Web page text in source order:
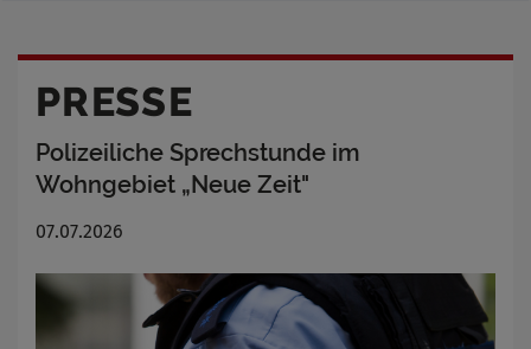
PRESSE
Polizeiliche Sprechstunde im
Wohngebiet „Neue Zeit"
07.07.2026